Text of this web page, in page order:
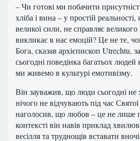
– Чи готові ми побачити
хліба і вина – у простій
великої сили, не справляє
викликає в нас емоцій? Це не те,
Бога, сказав архієпископ Utrechtu,
сьогодні поведінка багатьох людей
ми живемо в культурі емотивізму.
Він зауважив, що люди сьогодні не
нічого не відчувають під час
наголосив, що любов – це не лише
контексті він навів приклад
весілля та труднощів вставати